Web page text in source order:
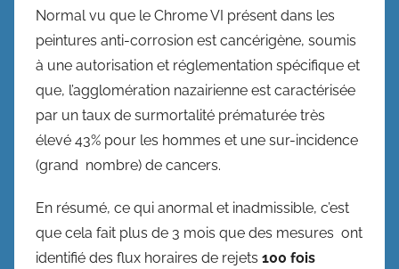
Normal vu que le Chrome VI présent dans les
peintures anti-corrosion est cancérigène, soumis
à une autorisation et réglementation spécifique et
que, l’agglomération nazairienne est caractérisée
par un taux de surmortalité prématurée très
élevé 43% pour les hommes et une sur-incidence
(grand nombre) de cancers.
En résumé, ce qui anormal et inadmissible, c’est
que cela fait plus de 3 mois que des mesures ont
identifié des flux horaires de rejets 100 fois